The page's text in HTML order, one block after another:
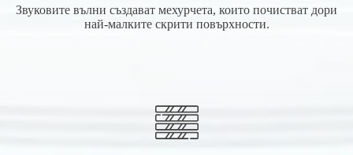
Звуковите вълни създават мехурчета, които почистват дори
най-малките скрити повърхности.